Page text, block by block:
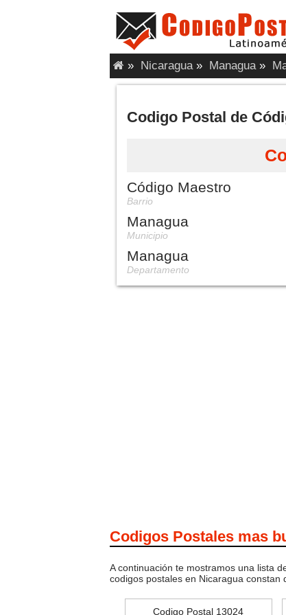
» Nicaragua » Managua »
Codigo Postal de
Código Maestro
Barrio
Managua
Municipio
Managua
Departamento
Codigos Postales mas
A continuación te mostramos una lista
codigos postales en Nicaragua constan
Codigo Postal 13024